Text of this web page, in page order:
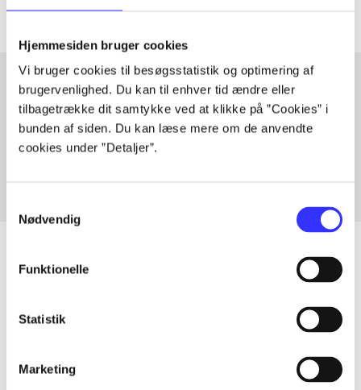
Hjemmesiden bruger cookies
Vi bruger cookies til besøgsstatistik og optimering af
brugervenlighed. Du kan til enhver tid ændre eller
tilbagetrække dit samtykke ved at klikke på ”Cookies” i
bunden af siden. Du kan læse mere om de anvendte
cookies under ”Detaljer”.
Nødvendig
Funktionelle
Statistik
Marketing
Artikler med samme emner
Alle registrerede artikler fordelt på udgivelser
...